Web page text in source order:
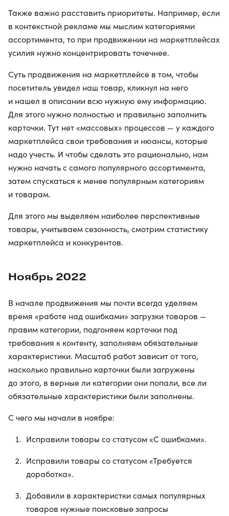
Также важно расставить приоритеты. Например, если
в контекстной рекламе мы мыслим категориями
ассортимента, то при продвижении на маркетплейсах
усилия нужно концентрировать точечнее.
Суть продвижения на маркетплейсе в том, чтобы
посетитель увидел наш товар, кликнул на него
и нашел в описании всю нужную ему информацию.
Для этого нужно полностью и правильно заполнить
карточки. Тут нет «массовых» процессов — у каждого
маркетплейса свои требования и нюансы, которые
надо учесть. И чтобы сделать это рационально, нам
нужно начать с самого популярного ассортимента,
затем спускаться к менее популярным категориям
и товарам.
Для этого мы выделяем наиболее перспективные
товары, учитываем сезонность, смотрим статистику
маркетплейса и конкурентов.
Ноябрь 2022
В начале продвижения мы почти всегда уделяем
время «работе над ошибками» загрузки товаров —
правим категории, подгоняем карточки под
требования к контенту, заполняем обязательные
характеристики. Масштаб работ зависит от того,
насколько правильно карточки были загружены
до этого, в верные ли категории они попали, все ли
обязательные характеристики были заполнены.
С чего мы начали в ноябре:
Исправили товары со статусом «С ошибками».
Исправили товары со статусом «Требуется
доработка».
Добавили в характеристки самых популярных
товаров нужные поисковые запросы